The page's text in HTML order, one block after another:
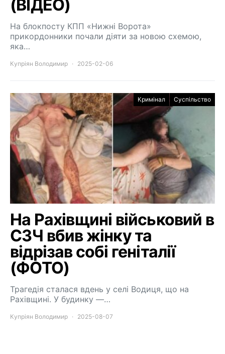
(ВІДЕО)
На блокпосту КПП «Нижні Ворота»
прикордонники почали діяти за новою схемою,
яка…
Купріян Володимир 2025-02-06
Кримінал Суспільство
На Рахівщині військовий в
СЗЧ вбив жінку та
відрізав собі геніталії
(ФОТО)
Трагедія сталася вдень у селі Водиця, що на
Рахівщині. У будинку —…
Купріян Володимир 2025-08-07